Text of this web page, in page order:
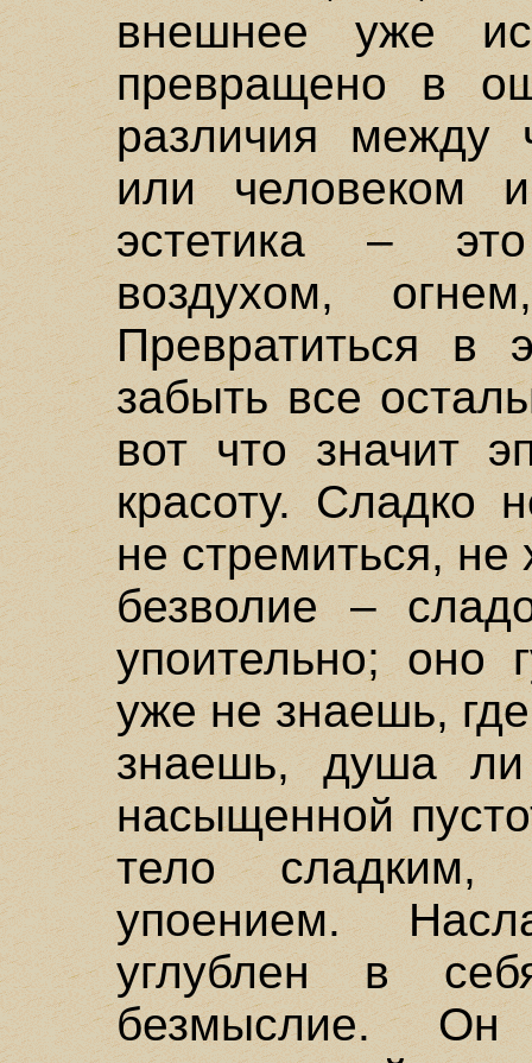
внешнее уже
превращено в
различия между
или человеком
эстетика –
воздухом,
Превратиться в
забыть все
вот что значит
красоту. Сладко
не стремиться, не
безволие –
упоительно; оно
уже не знаешь,
знаешь, душа
насыщенной
тело сладким,
упоением.
углублен в
безмыслие.